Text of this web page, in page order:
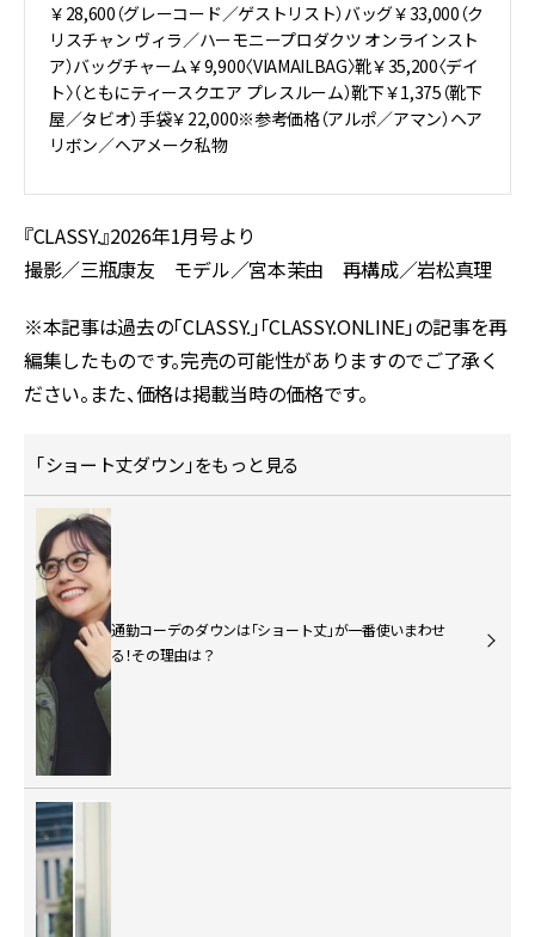
￥28,600（グレーコード／ゲストリスト）バッグ￥33,000（ク
リスチャン ヴィラ／ハーモニープロダクツ オンラインスト
ア）バッグチャーム￥9,900〈VIAMAILBAG〉靴￥35,200〈デイ
ト〉（ともにティースクエア プレスルーム）靴下￥1,375（靴下
屋／タビオ）手袋￥22,000※参考価格（アルポ／アマン）ヘア
リボン／ヘアメーク私物
『CLASSY.』2026年1月号より
撮影／三瓶康友 モデル／宮本茉由 再構成／岩松真理
※本記事は過去の「CLASSY.」「CLASSY.ONLINE」の記事を再
編集したものです。完売の可能性がありますのでご了承く
ださい。また、価格は掲載当時の価格です。
「ショート丈ダウン」をもっと見る
通勤コーデのダウンは「ショート丈」が一番使いまわせ
る！その理由は？